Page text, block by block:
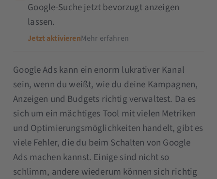
Google-Suche jetzt bevorzugt anzeigen
lassen.
Jetzt aktivierenMehr erfahren
Google Ads kann ein enorm lukrativer Kanal
sein, wenn du weißt, wie du deine Kampagnen,
Anzeigen und Budgets richtig verwaltest. Da es
sich um ein mächtiges Tool mit vielen Metriken
und Optimierungsmöglichkeiten handelt, gibt es
viele Fehler, die du beim Schalten von Google
Ads machen kannst. Einige sind nicht so
schlimm, andere wiederum können sich richtig